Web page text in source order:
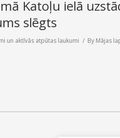
Katoļu ielā
slēgts
un aktīvās atpūtas laukumi By Mājas